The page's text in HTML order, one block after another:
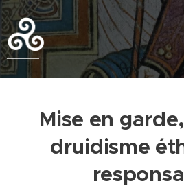
Mise en
druidisme